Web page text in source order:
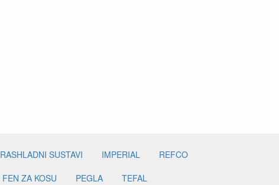
RASHLADNI SUSTAVI IMPERIAL
REFCO
FEN ZA KOSU PEGLA
TEFAL